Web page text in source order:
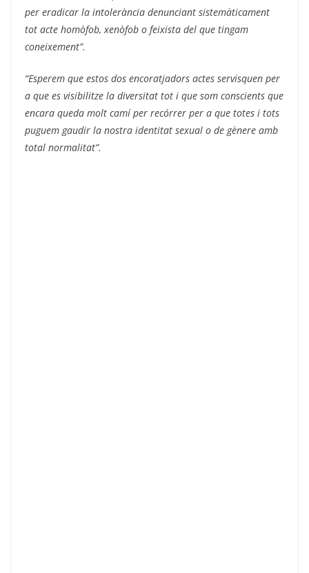
per eradicar la intolerància denunciant sistemàticament
tot acte homòfob, xenòfob o feixista del que tingam
coneixement”.
“Esperem que estos dos encoratjadors actes servisquen per
a que es visibilitze la diversitat tot i que som conscients que
encara queda molt camí per recórrer per a que totes i tots
puguem gaudir la nostra identitat sexual o de gènere amb
total normalitat”.